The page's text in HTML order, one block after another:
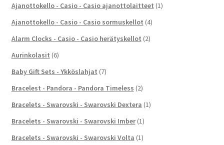
Ajanottokello - Casio - Casio ajanottolaitteet (1)
Ajanottokello - Casio - Casio sormuskellot (4)
Alarm Clocks - Casio - Casio herätyskellot (2)
Aurinkolasit (6)
Baby Gift Sets - Ykköslahjat (7)
Bracelest - Pandora - Pandora Timeless (2)
Bracelets - Swarovski - Swarovski Dextera (1)
Bracelets - Swarovski - Swarovski Imber (1)
Bracelets - Swarovski - Swarovski Volta (1)